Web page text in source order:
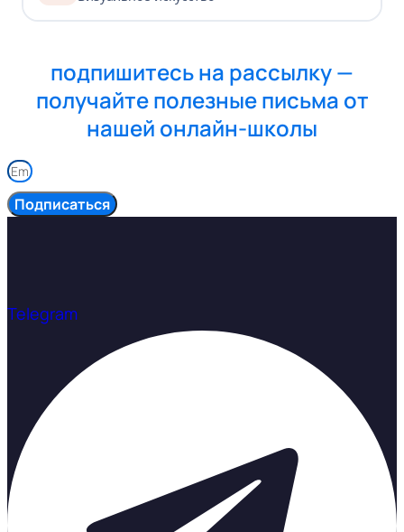
подпишитесь на рассылку —
получайте полезные письма от
нашей онлайн-школы
Подписаться
Telegram